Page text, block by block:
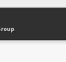
bas-débit
.